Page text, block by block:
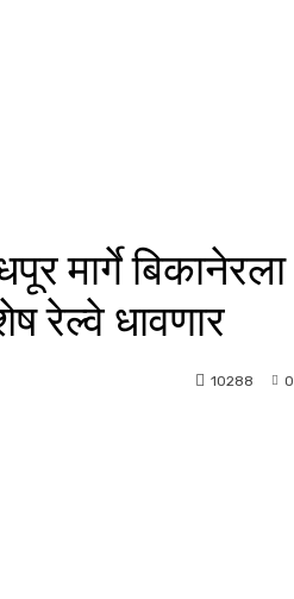
मार्गे बिकानेरला
रेल्वे धावणार
0
10288